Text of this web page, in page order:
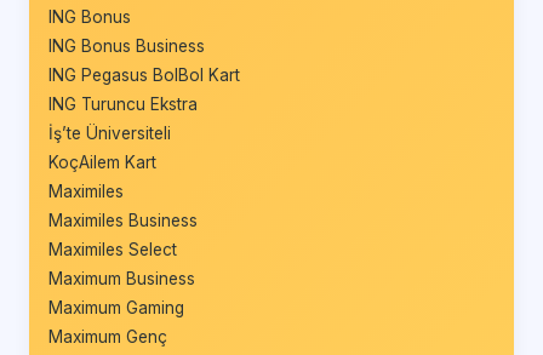
ING Bonus
ING Bonus Business
ING Pegasus BolBol Kart
ING Turuncu Ekstra
İş’te Üniversiteli
KoçAilem Kart
Maximiles
Maximiles Business
Maximiles Select
Maximum Business
Maximum Gaming
Maximum Genç